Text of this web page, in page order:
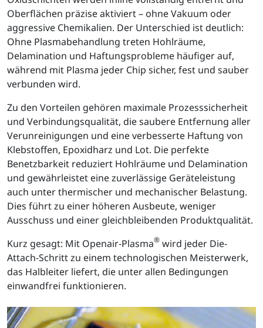
Oberflächen präzise aktiviert – ohne Vakuum oder
aggressive Chemikalien. Der Unterschied ist deutlich:
Ohne Plasmabehandlung treten Hohlräume,
Delamination und Haftungsprobleme häufiger auf,
während mit Plasma jeder Chip sicher, fest und sauber
verbunden wird.
Zu den Vorteilen gehören maximale Prozesssicherheit
und Verbindungsqualität, die saubere Entfernung aller
Verunreinigungen und eine verbesserte Haftung von
Klebstoffen, Epoxidharz und Lot. Die perfekte
Benetzbarkeit reduziert Hohlräume und Delamination
und gewährleistet eine zuverlässige Geräteleistung
auch unter thermischer und mechanischer Belastung.
Dies führt zu einer höheren Ausbeute, weniger
Ausschuss und einer gleichbleibenden Produktqualität.
Kurz gesagt: Mit Openair-Plasma® wird jeder Die-
Attach-Schritt zu einem technologischen Meisterwerk,
das Halbleiter liefert, die unter allen Bedingungen
einwandfrei funktionieren.